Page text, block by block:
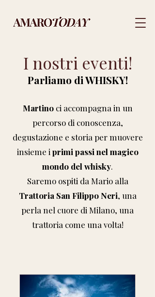
I nostri eventi!
Parliamo di WHISKY!
Martino ci accompagna in un
percorso di conoscenza,
degustazione e storia per muovere
insieme i primi passi nel magico
mondo del whisky.
Saremo ospiti da Mario alla
Trattoria San Filippo Neri, una
perla nel cuore di Milano, una
trattoria come una volta!